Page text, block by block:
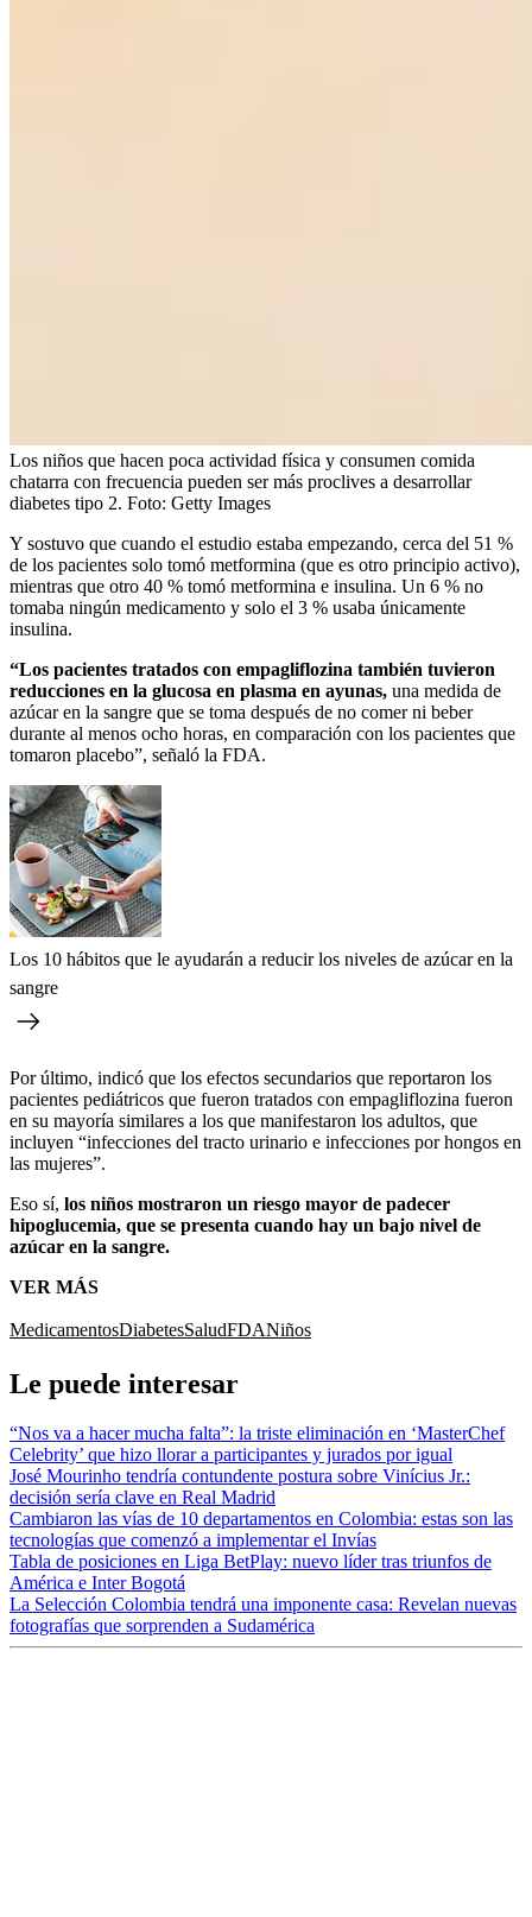
Los niños que hacen poca actividad física y consumen comida
chatarra con frecuencia pueden ser más proclives a desarrollar
diabetes tipo 2. Foto: Getty Images
Y sostuvo que cuando el estudio estaba empezando, cerca del 51 %
de los pacientes solo tomó metformina (que es otro principio activo),
mientras que otro 40 % tomó metformina e insulina. Un 6 % no
tomaba ningún medicamento y solo el 3 % usaba únicamente
insulina.
“Los pacientes tratados con empagliflozina también tuvieron
reducciones en la glucosa en plasma en ayunas, una medida de
azúcar en la sangre que se toma después de no comer ni beber
durante al menos ocho horas, en comparación con los pacientes que
tomaron placebo”, señaló la FDA.
Los 10 hábitos que le ayudarán a reducir los niveles de azúcar en la
sangre
Por último, indicó que los efectos secundarios que reportaron los
pacientes pediátricos que fueron tratados con empagliflozina fueron
en su mayoría similares a los que manifestaron los adultos, que
incluyen “infecciones del tracto urinario e infecciones por hongos en
las mujeres”.
Eso sí, los niños mostraron un riesgo mayor de padecer
hipoglucemia, que se presenta cuando hay un bajo nivel de
azúcar en la sangre.
VER MÁS
MedicamentosDiabetesSaludFDANiños
Le puede interesar
“Nos va a hacer mucha falta”: la triste eliminación en ‘MasterChef
Celebrity’ que hizo llorar a participantes y jurados por igual
José Mourinho tendría contundente postura sobre Vinícius Jr.:
decisión sería clave en Real Madrid
Cambiaron las vías de 10 departamentos en Colombia: estas son las
tecnologías que comenzó a implementar el Invías
Tabla de posiciones en Liga BetPlay: nuevo líder tras triunfos de
América e Inter Bogotá
La Selección Colombia tendrá una imponente casa: Revelan nuevas
fotografías que sorprenden a Sudamérica